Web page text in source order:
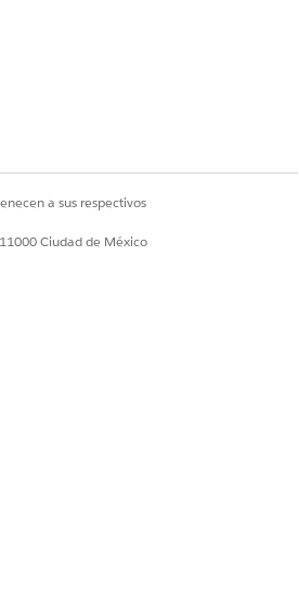
a sus respectivos
Ciudad de México